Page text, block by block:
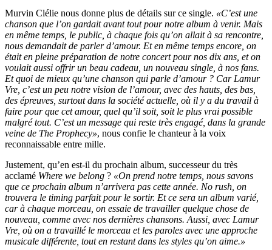
Murvin Clélie nous donne plus de détails sur ce single. «C’est une
chanson que l’on gardait avant tout pour notre album à venir. Mais
en même temps, le public, à chaque fois qu’on allait à sa rencontre,
nous demandait de parler d’amour. Et en même temps encore, on
était en pleine préparation de notre concert pour nos dix ans, et on
voulait aussi offrir un beau cadeau, un nouveau single, à nos fans.
Et quoi de mieux qu’une chanson qui parle d’amour ? Car Lamur
Vre, c’est un peu notre vision de l’amour, avec des hauts, des bas,
des épreuves, surtout dans la société actuelle, où il y a du travail à
faire pour que cet amour, quel qu’il soit, soit le plus vrai possible
malgré tout. C’est un message qui reste très engagé, dans la grande
veine de The Prophecy», nous confie le chanteur à la voix
reconnaissable entre mille.
Justement, qu’en est-il du prochain album, successeur du très
acclamé Where we belong ? «On prend notre temps, nous savons
que ce prochain album n’arrivera pas cette année. No rush, on
trouvera le timing parfait pour le sortir. Et ce sera un album varié,
car à chaque morceau, on essaie de travailler quelque chose de
nouveau, comme avec nos dernières chansons. Aussi, avec Lamur
Vre, où on a travaillé le morceau et les paroles avec une approche
musicale différente, tout en restant dans les styles qu’on aime.»